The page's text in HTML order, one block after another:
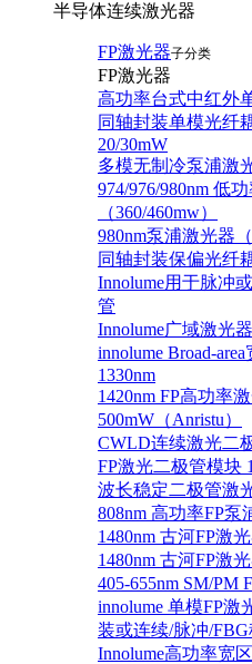
半导体连续激光器
FP激光器子分类
FP激光器
高功率台式中红外
同轴封装单模光纤
20/30mW
多模无制冷泵浦激
974/976/980nm 低
（360/460mw）
980nm泵浦激光器
同轴封装保偏光纤
Innolume用于脉冲
管
Innolume广域激光器
innolume Broad-
1330nm
1420nm FP高功率
500mW（Anristu）
CWLD连续激光二
FP激光二极管模块
波长稳定二极管激
808nm 高功率FP泵
1480nm 古河FP激
1480nm 古河FP激
405-655nm SM/PM
innolume 单模FP激
装或连续/脉冲/
Innolume高功率宽